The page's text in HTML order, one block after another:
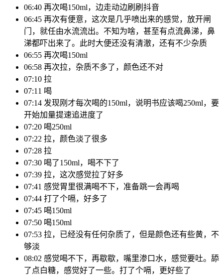
06:40 再次喝150ml，边走动边刷刷抖音
06:45 再次有便意，这次是几乎喷出来的感觉，放开闸
门，就任由水流流出。不知为啥，甚至有点流鼻涕，鼻
涕都吓出来了。此时大便还没有清澈，还有不少杂质
06:55 再次喝150ml
06:58 再次拉，杂质不多了，颜色还不对
07:10 拉
07:11 喝
07:14 发现刚才每次喝的150ml，说明书应该喝250ml，要
开始加量提速追进度了
07:20 喝250ml
07:22 拉，颜色淡了很多
07:28 拉
07:30 喝了150ml，喝不下了
07:39 拉，这次感觉拉了好多
07:41 感觉胃里很满喝不下，准备跳一会再喝
07:44 打了个嗝，好多了
07:45 喝150ml
07:50 喝150ml
07:53 拉，已经没有任何杂质了，但是颜色还有些黄，不
够淡
08:02 感觉喝不下，再歇歇，嘴里渗口水，感觉要吐。舔
了点白糖，感觉好了一些。打了个嗝，更好些了